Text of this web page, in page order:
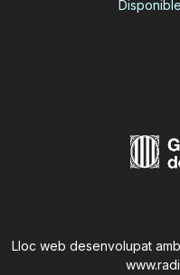
Lloc web desenvolupat